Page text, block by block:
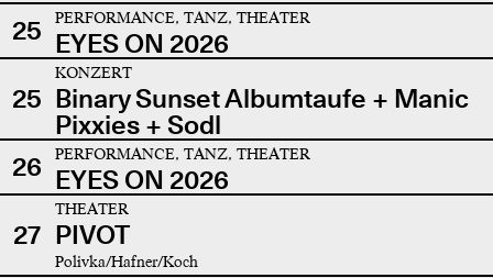
25 PERFORMANCE, TANZ, THEATER
EYES ON 2026
25
KONZERT
Binary Sunset Albumtaufe + Manic
Pixxies + Sodl
26
PERFORMANCE, TANZ, THEATER
EYES ON 2026
27
THEATER
PIVOT
Polivka/Hafner/Koch